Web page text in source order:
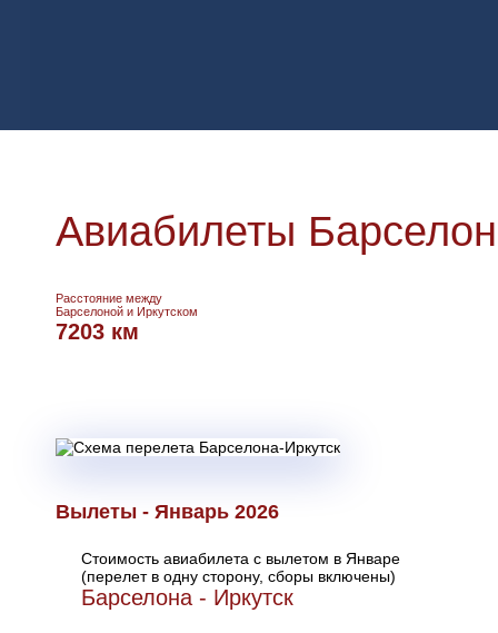
Авиабилеты
Расстояние между
Барселоной и Иркутском
7203 км
Вылеты - Январь 2026
Стоимость авиабилета с вылетом в Январе
(перелет в одну сторону, сборы включены)
Барселона - Иркутск